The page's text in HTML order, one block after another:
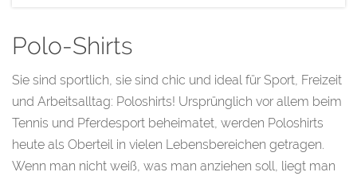
Polo-Shirts
Sie sind sportlich, sie sind chic und ideal für Sport, Freizeit
und Arbeitsalltag: Poloshirts! Ursprünglich vor allem beim
Tennis und Pferdesport beheimatet, werden Poloshirts
heute als Oberteil in vielen Lebensbereichen getragen.
Wenn man nicht weiß, was man anziehen soll, liegt man